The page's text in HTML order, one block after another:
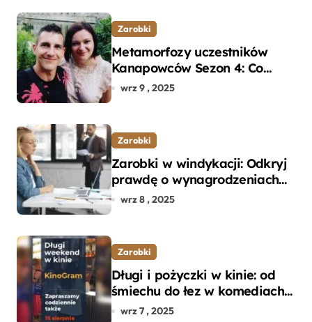
Zarobki
Metamorfozy uczestników
Kanapowców Sezon 4: Co
naprawdę zaskoczyło
wrz 9 , 2025
Zarobki
Zarobki w windykacji: Odkryj
prawdę o wynagrodzeniach
specjalistów w branży
wrz 8 , 2025
Zarobki
Długi i pożyczki w kinie: od
śmiechu do łez w komediach i
dramatach
wrz 7 , 2025